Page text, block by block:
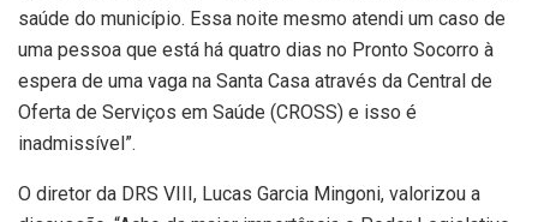
saúde do município. Essa noite mesmo atendi um caso de
uma pessoa que está há quatro dias no Pronto Socorro à
espera de uma vaga na Santa Casa através da Central de
Oferta de Serviços em Saúde (CROSS) e isso é
inadmissível”.
O diretor da DRS VIII, Lucas Garcia Mingoni, valorizou a